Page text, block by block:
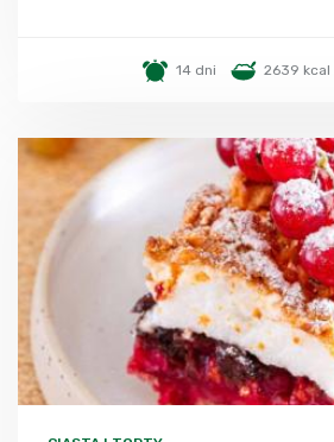
14 dni 2639 kcal